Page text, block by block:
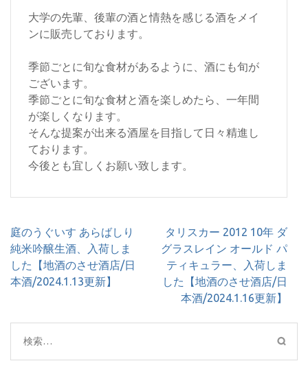
大学の先輩、後輩の酒と情熱を感じる酒をメイ
ンに販売しております。
季節ごとに旬な食材があるように、酒にも旬が
ございます。
季節ごとに旬な食材と酒を楽しめたら、一年間
が楽しくなります。
そんな提案が出来る酒屋を目指して日々精進し
ております。
今後とも宜しくお願い致します。
投
稿
ナ
ビ
ョ
ン
庭のうぐいす あらばしり
純米吟醸生酒、入荷しま
した【地酒のさせ酒店/日
本酒/2024.1.13更新】
タリスカー 2012 10年 ダ
グラスレイン オールド パ
ティキュラー、入荷しま
した【地酒のさせ酒店/日
本酒/2024.1.16更新】
検
索: